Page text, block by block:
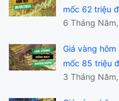
mốc 62 triệu
6 Tháng
Giá vàng
mốc 85 triệu
3 Tháng